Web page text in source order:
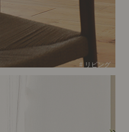
# リビング